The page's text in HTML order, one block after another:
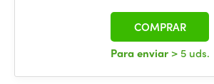
Para enviar > 5 uds.
COMPRAR